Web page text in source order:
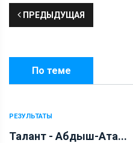
ПРЕДЫДУЩАЯ
По теме
РЕЗУЛЬТАТЫ
Талант - Абдыш-Ата...